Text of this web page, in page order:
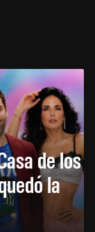
de los
la